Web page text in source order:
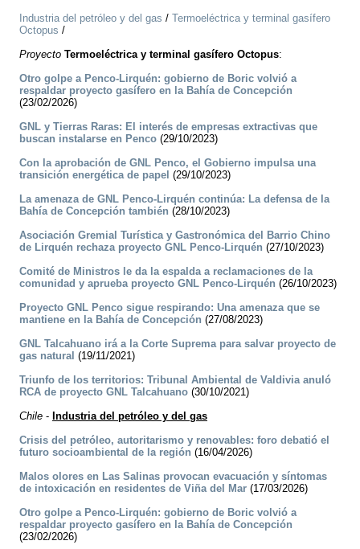
Industria del petróleo y del gas / Termoeléctrica y terminal gasífero
Octopus /
Proyecto Termoeléctrica y terminal gasífero Octopus:
Otro golpe a Penco-Lirquén: gobierno de Boric volvió a
respaldar proyecto gasífero en la Bahía de Concepción
(23/02/2026)
GNL y Tierras Raras: El interés de empresas extractivas que
buscan instalarse en Penco (29/10/2023)
Con la aprobación de GNL Penco, el Gobierno impulsa una
transición energética de papel (29/10/2023)
La amenaza de GNL Penco-Lirquén continúa: La defensa de la
Bahía de Concepción también (28/10/2023)
Asociación Gremial Turística y Gastronómica del Barrio Chino
de Lirquén rechaza proyecto GNL Penco-Lirquén (27/10/2023)
Comité de Ministros le da la espalda a reclamaciones de la
comunidad y aprueba proyecto GNL Penco-Lirquén (26/10/2023)
Proyecto GNL Penco sigue respirando: Una amenaza que se
mantiene en la Bahía de Concepción (27/08/2023)
GNL Talcahuano irá a la Corte Suprema para salvar proyecto de
gas natural (19/11/2021)
Triunfo de los territorios: Tribunal Ambiental de Valdivia anuló
RCA de proyecto GNL Talcahuano (30/10/2021)
Chile - Industria del petróleo y del gas
Crisis del petróleo, autoritarismo y renovables: foro debatió el
futuro socioambiental de la región (16/04/2026)
Malos olores en Las Salinas provocan evacuación y síntomas
de intoxicación en residentes de Viña del Mar (17/03/2026)
Otro golpe a Penco-Lirquén: gobierno de Boric volvió a
respaldar proyecto gasífero en la Bahía de Concepción
(23/02/2026)